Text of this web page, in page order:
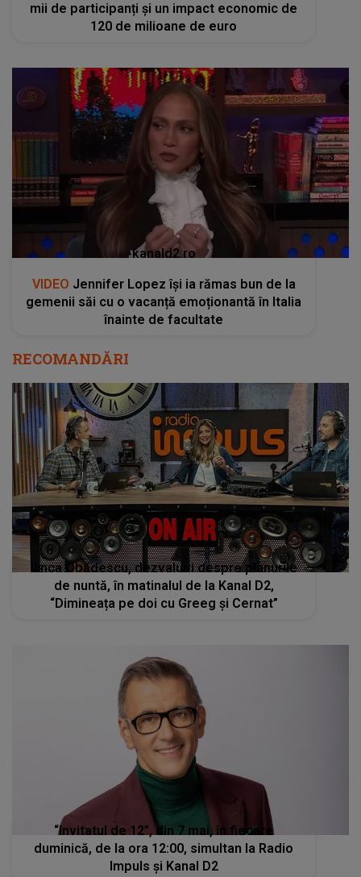
mii de participanți și un impact economic de
120 de milioane de euro
kanald2.ro
VIDEO Jennifer Lopez își ia rămas bun de la
gemenii săi cu o vacanță emoționantă în Italia
înainte de facultate
RECOMANDĂRI
Ilinca Obădescu, dezvaluiri despre planurile
de nuntă, în matinalul de la Kanal D2,
“Dimineața pe doi cu Greeg și Cernat”
“Invitatul de 12”, din 7 mai, în fiecare
duminică, de la ora 12:00, simultan la Radio
Impuls şi Kanal D2